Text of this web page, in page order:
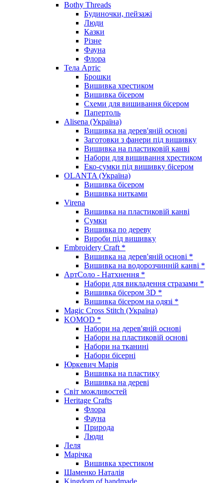
Bothy Threads
Будиночки, пейзажі
Люди
Казки
Різне
Фауна
Флора
Тела Артіс
Брошки
Вишивка хрестиком
Вишивка бісером
Схеми для вишивання бісером
Папертоль
Alisena (Україна)
Вишивка на дерев'яній основі
Заготовки з фанери під вишивку
Вишивка на пластиковій канві
Набори для вишивання хрестиком
Еко-сумки під вишивку бісером
OLANTA (Україна)
Вишивка бісером
Вишивка нитками
Virena
Вишивка на пластиковій канві
Сумки
Вишивка по дереву
Вироби під вишивку
Embroidery Craft *
Вишивка на дерев'яній основі *
Вишивка на водорозчинній канві *
АртСоло - Натхнення *
Набори для викладення стразами *
Вишивка бісером 3D *
Вишивка бісером на одязі *
Magic Cross Stitch (Україна)
KOMOD *
Набори на дерев'яній основі
Набори на пластиковій основі
Набори на тканині
Набори бісерні
Юркевич Марія
Вишивка на пластику
Вишивка на дереві
Світ можливостей
Heritage Crafts
Флора
Фауна
Природа
Люди
Леля
Марічка
Вишивка хрестиком
Шаменко Наталія
Kingdom of handmade